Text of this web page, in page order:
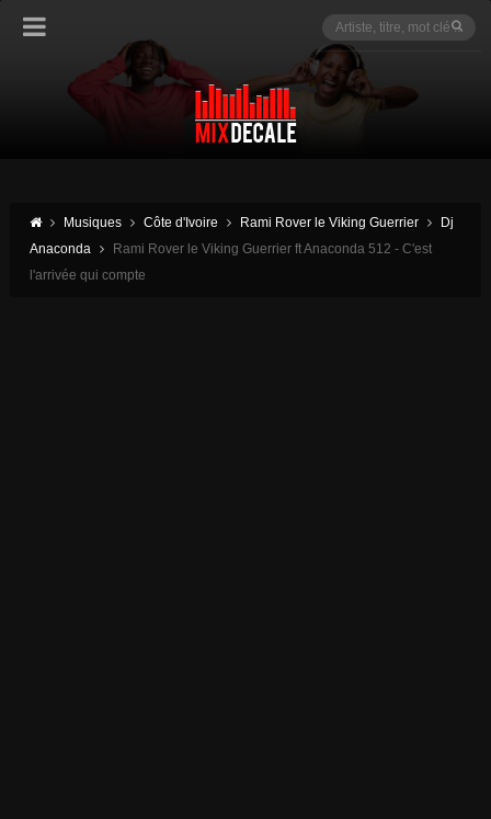
Musiques Côte d'Ivoire Rami Rover le Viking Guerrier
Dj
Anaconda
Rami Rover le Viking Guerrier ft Anaconda 512 - C'est
l'arrivée qui compte